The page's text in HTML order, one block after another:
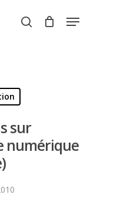
search
Menu
sur
numérique